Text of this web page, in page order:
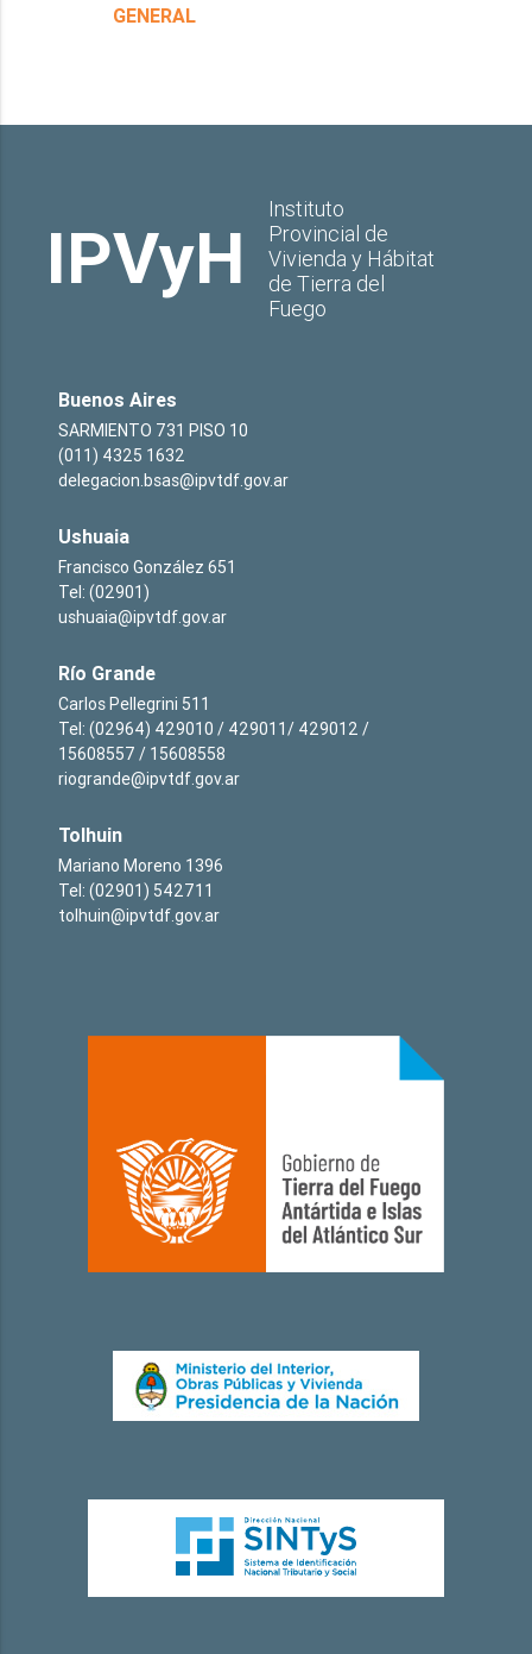
GENERAL
IPVyH
Instituto
Provincial de
Vivienda y Hábitat
de Tierra del
Fuego
Buenos Aires
SARMIENTO 731 PISO 10
(011) 4325 1632
delegacion.bsas@ipvtdf.gov.ar
Ushuaia
Francisco González 651
Tel: (02901)
ushuaia@ipvtdf.gov.ar
Río Grande
Carlos Pellegrini 511
Tel: (02964) 429010 / 429011/ 429012 /
15608557 / 15608558
riogrande@ipvtdf.gov.ar
Tolhuin
Mariano Moreno 1396
Tel: (02901) 542711
tolhuin@ipvtdf.gov.ar